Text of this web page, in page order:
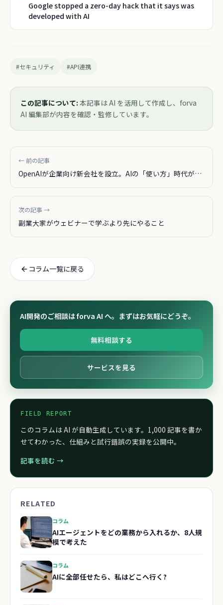
Google stopped a zero-day hack that it says was
developed with AI
#セキュリティ #API連携
この記事について: 本記事は AI を活用して作成し、forva
AI 編集部が内容を確認・監修しています。
← 前の記事
OpenAIが企業向け新会社を設立。AIの「使い方」時代が来
た
次の記事 →
副業大家がウェビナーで学ぶより先にやること
コラム一覧に戻る
AI開発のご相談は forva AI へ。まずはお気軽にどうぞ。
無料相談する
サービスを見る
FIELD REPORT
このコラムは AI が自動生成しています。1,000 記事を書か
せてわかった、仕組みと試行錯誤の実録を公開中。
記事を読む →
RELATED
コラム
AIエージェントをどの業務から入れるか、8人規
模で考えた
コラム
AIに全部任せたら、私はどこへ行く?